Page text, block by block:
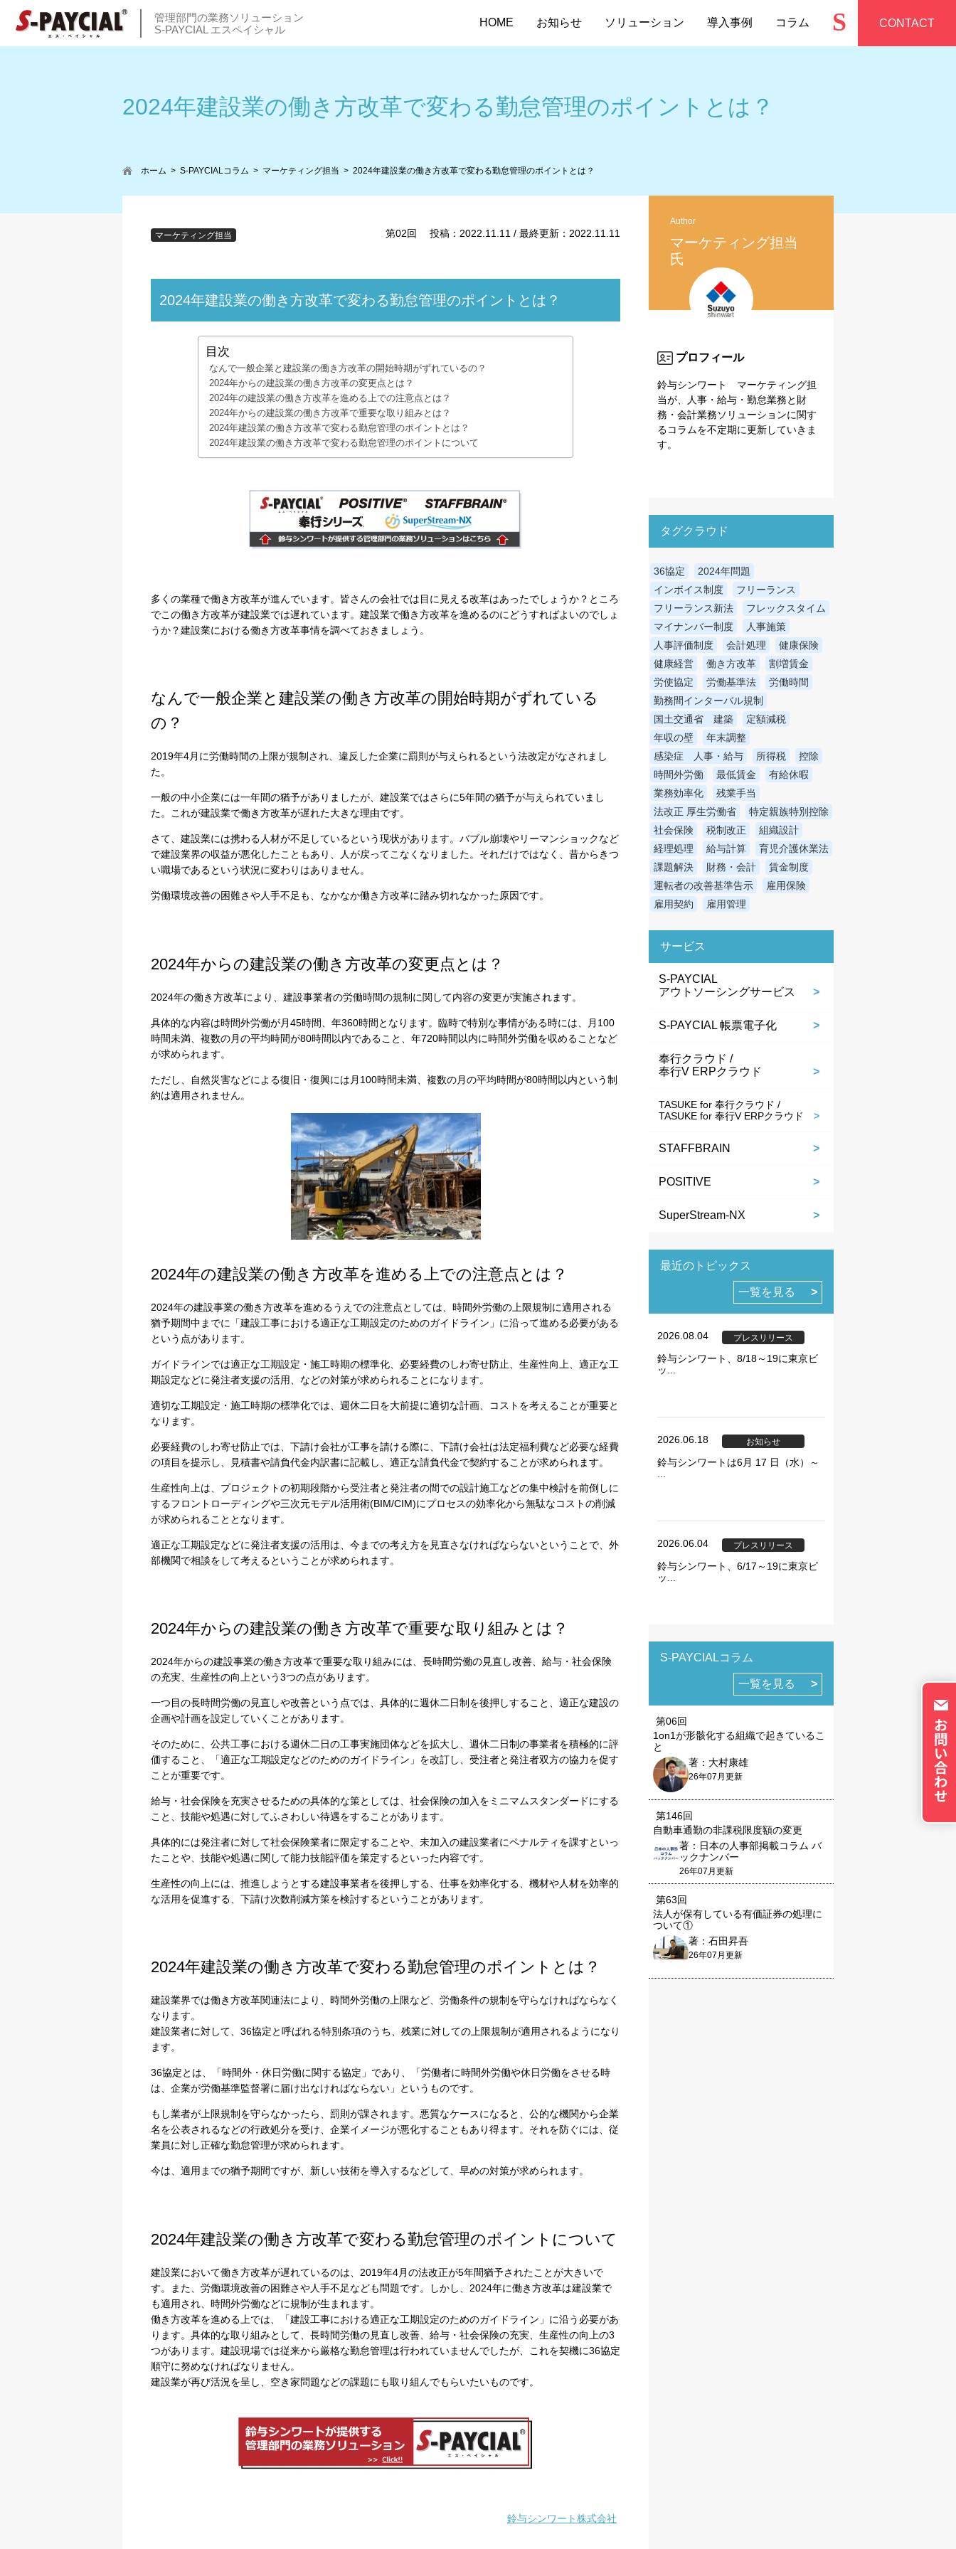
管理部門の業務ソリューション
S-PAYCIAL エスペイシャル
HOME お知らせ ソリューション 導入事例 コラム S CONTACT
2024年建設業の働き方改革で変わる勤怠管理のポイントとは？
ホーム S-PAYCIALコラム マーケティング担当 2024年建設業の働き方改革で変わる勤怠管理のポイントとは？
マーケティング担当 第02回 投稿：2022.11.11 / 最終更新：2022.11.11
2024年建設業の働き方改革で変わる勤怠管理のポイントとは？
目次
なんで一般企業と建設業の働き方改革の開始時期がずれているの？
2024年からの建設業の働き方改革の変更点とは？
2024年の建設業の働き方改革を進める上での注意点とは？
2024年からの建設業の働き方改革で重要な取り組みとは？
2024年建設業の働き方改革で変わる勤怠管理のポイントとは？
2024年建設業の働き方改革で変わる勤怠管理のポイントについて
多くの業種で働き方改革が進んでいます。皆さんの会社では目に見える改革はあったでしょうか？ところ
でこの働き方改革が建設業では遅れています。建設業で働き方改革を進めるのにどうすればよいのでしょ
うか？建設業における働き方改革事情を調べておきましょう。
なんで一般企業と建設業の働き方改革の開始時期がずれている
の？
2019年4月に労働時間の上限が規制され、違反した企業に罰則が与えられるという法改定がなされまし
た。
一般の中小企業には一年間の猶予がありましたが、建設業ではさらに5年間の猶予が与えられていまし
た。これが建設業で働き方改革が遅れた大きな理由です。
さて、建設業には携わる人材が不足しているという現状があります。バブル崩壊やリーマンショックなど
で建設業界の収益が悪化したこともあり、人が戻ってこなくなりました。それだけではなく、昔からきつ
い職場であるという状況に変わりはありません。
労働環境改善の困難さや人手不足も、なかなか働き方改革に踏み切れなかった原因です。
2024年からの建設業の働き方改革の変更点とは？
2024年の働き方改革により、建設事業者の労働時間の規制に関して内容の変更が実施されます。
具体的な内容は時間外労働が月45時間、年360時間となります。臨時で特別な事情がある時には、月100
時間未満、複数の月の平均時間が80時間以内であること、年720時間以内に時間外労働を収めることなど
が求められます。
ただし、自然災害などによる復旧・復興には月100時間未満、複数の月の平均時間が80時間以内という制
約は適用されません。
2024年の建設業の働き方改革を進める上での注意点とは？
2024年の建設事業の働き方改革を進めるうえでの注意点としては、時間外労働の上限規制に適用される
猶予期間中までに「建設工事における適正な工期設定のためのガイドライン」に沿って進める必要がある
という点があります。
ガイドラインでは適正な工期設定・施工時期の標準化、必要経費のしわ寄せ防止、生産性向上、適正な工
期設定などに発注者支援の活用、などの対策が求められることになります。
適切な工期設定・施工時期の標準化では、週休二日を大前提に適切な計画、コストを考えることが重要と
なります。
必要経費のしわ寄せ防止では、下請け会社が工事を請ける際に、下請け会社は法定福利費など必要な経費
の項目を提示し、見積書や請負代金内訳書に記載し、適正な請負代金で契約することが求められます。
生産性向上は、プロジェクトの初期段階から受注者と発注者の間での設計施工などの集中検討を前倒しに
するフロントローディングや三次元モデル活用術(BIM/CIM)にプロセスの効率化から無駄なコストの削減
が求められることとなります。
適正な工期設定などに発注者支援の活用は、今までの考え方を見直さなければならないということで、外
部機関で相談をして考えるということが求められます。
2024年からの建設業の働き方改革で重要な取り組みとは？
2024年からの建設事業の働き方改革で重要な取り組みには、長時間労働の見直し改善、給与・社会保険
の充実、生産性の向上という3つの点があります。
一つ目の長時間労働の見直しや改善という点では、具体的に週休二日制を後押しすること、適正な建設の
企画や計画を設定していくことがあります。
そのために、公共工事における週休二日の工事実施団体などを拡大し、週休二日制の事業者を積極的に評
価すること、「適正な工期設定などのためのガイドライン」を改訂し、受注者と発注者双方の協力を促す
ことが重要です。
給与・社会保険を充実させるための具体的な策としては、社会保険の加入をミニマムスタンダードにする
こと、技能や処遇に対してふさわしい待遇をすることがあります。
具体的には発注者に対して社会保険業者に限定することや、未加入の建設業者にペナルティを課すといっ
たことや、技能や処遇に関して能力技能評価を策定するといった内容です。
生産性の向上には、推進しようとする建設事業者を後押しする、仕事を効率化する、機材や人材を効率的
な活用を促進する、下請け次数削減方策を検討するということがあります。
2024年建設業の働き方改革で変わる勤怠管理のポイントとは？
建設業界では働き方改革関連法により、時間外労働の上限など、労働条件の規制を守らなければならなく
なります。
建設業者に対して、36協定と呼ばれる特別条項のうち、残業に対しての上限規制が適用されるようになり
ます。
36協定とは、「時間外・休日労働に関する協定」であり、「労働者に時間外労働や休日労働をさせる時
は、企業が労働基準監督署に届け出なければならない」というものです。
もし業者が上限規制を守らなかったら、罰則が課されます。悪質なケースになると、公的な機関から企業
名を公表されるなどの行政処分を受け、企業イメージが悪化することもあり得ます。それを防ぐには、従
業員に対し正確な勤怠管理が求められます。
今は、適用までの猶予期間ですが、新しい技術を導入するなどして、早めの対策が求められます。
2024年建設業の働き方改革で変わる勤怠管理のポイントについて
建設業において働き方改革が遅れているのは、2019年4月の法改正が5年間猶予されたことが大きいで
す。また、労働環境改善の困難さや人手不足なども問題です。しかし、2024年に働き方改革は建設業で
も適用され、時間外労働などに規制が生まれます。
働き方改革を進める上では、「建設工事における適正な工期設定のためのガイドライン」に沿う必要があ
ります。具体的な取り組みとして、長時間労働の見直し改善、給与・社会保険の充実、生産性の向上の3
つがあります。建設現場では従来から厳格な勤怠管理は行われていませんでしたが、これを契機に36協定
順守に努めなければなりません。
建設業が再び活況を呈し、空き家問題などの課題にも取り組んでもらいたいものです。
鈴与シンワート株式会社
Author
マーケティング担当
氏
プロフィール
鈴与シンワート マーケティング担
当が、人事・給与・勤怠業務と財
務・会計業務ソリューションに関す
るコラムを不定期に更新していきま
す。
タグクラウド
36協定
2024年問題
インボイス制度
フリーランス
フリーランス新法
フレックスタイム
マイナンバー制度
人事施策
人事評価制度
会計処理
健康保険
健康経営
働き方改革
割増賃金
労使協定
労働基準法
労働時間
勤務間インターバル規制
国土交通省 建築
定額減税
年収の壁
年末調整
感染症 人事・給与
所得税
控除
時間外労働
最低賃金
有給休暇
業務効率化
残業手当
法改正 厚生労働省
特定親族特別控除
社会保険
税制改正
組織設計
経理処理
給与計算
育児介護休業法
課題解決
財務・会計
賃金制度
運転者の改善基準告示
雇用保険
雇用契約
雇用管理
サービス
S-PAYCIAL
アウトソーシングサービス
S-PAYCIAL 帳票電子化
奉行クラウド /
奉行V ERPクラウド
TASUKE for 奉行クラウド /
TASUKE for 奉行V ERPクラウド
STAFFBRAIN
POSITIVE
SuperStream-NX
最近のトピックス
一覧を見る
2026.08.04 プレスリリース
鈴与シンワート、8/18～19に東京ビ
ッ...
2026.06.18 お知らせ
鈴与シンワートは6月 17 日（水）～
...
2026.06.04 プレスリリース
鈴与シンワート、6/17～19に東京ビ
ッ...
S-PAYCIALコラム
一覧を見る
第06回
1on1が形骸化する組織で起きているこ
と
著：大村康雄
26年07月更新
第146回
自動車通勤の非課税限度額の変更
著：日本の人事部掲載コラム バ
ックナンバー
26年07月更新
第63回
法人が保有している有価証券の処理に
ついて①
著：石田昇吾
26年07月更新
Cookie の確認と管理
プライバシー情報
不可欠な Cookie
ターゲティング Cookie
プライバシー情報
お客様が当サイトを訪れると、ブラウザに情報が保存される、またはブ
先は Cookie であり、対象となるのはサイト訪問者に関する情報、サイト
訪問者による設定、デバイス情報などです。これらの情報はサイトを正
常に機能させる目的を中心に使われます。個人を直接特定できる情報が
しており、一部の Cookie については有効化を拒否できるよう配慮してい
ます。各カテゴリをクリックすることで、それらの Cookie に関する詳細
を確認し、当サイトにおけるデフォルト設定を変更できます。ただし、
一部の Cookie を無効化した場合、サイトの利用やサービスの利用に影響
この設定で保存する